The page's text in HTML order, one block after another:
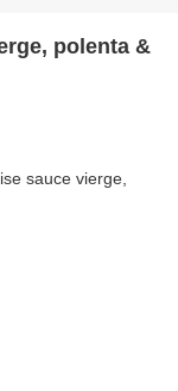
polenta &